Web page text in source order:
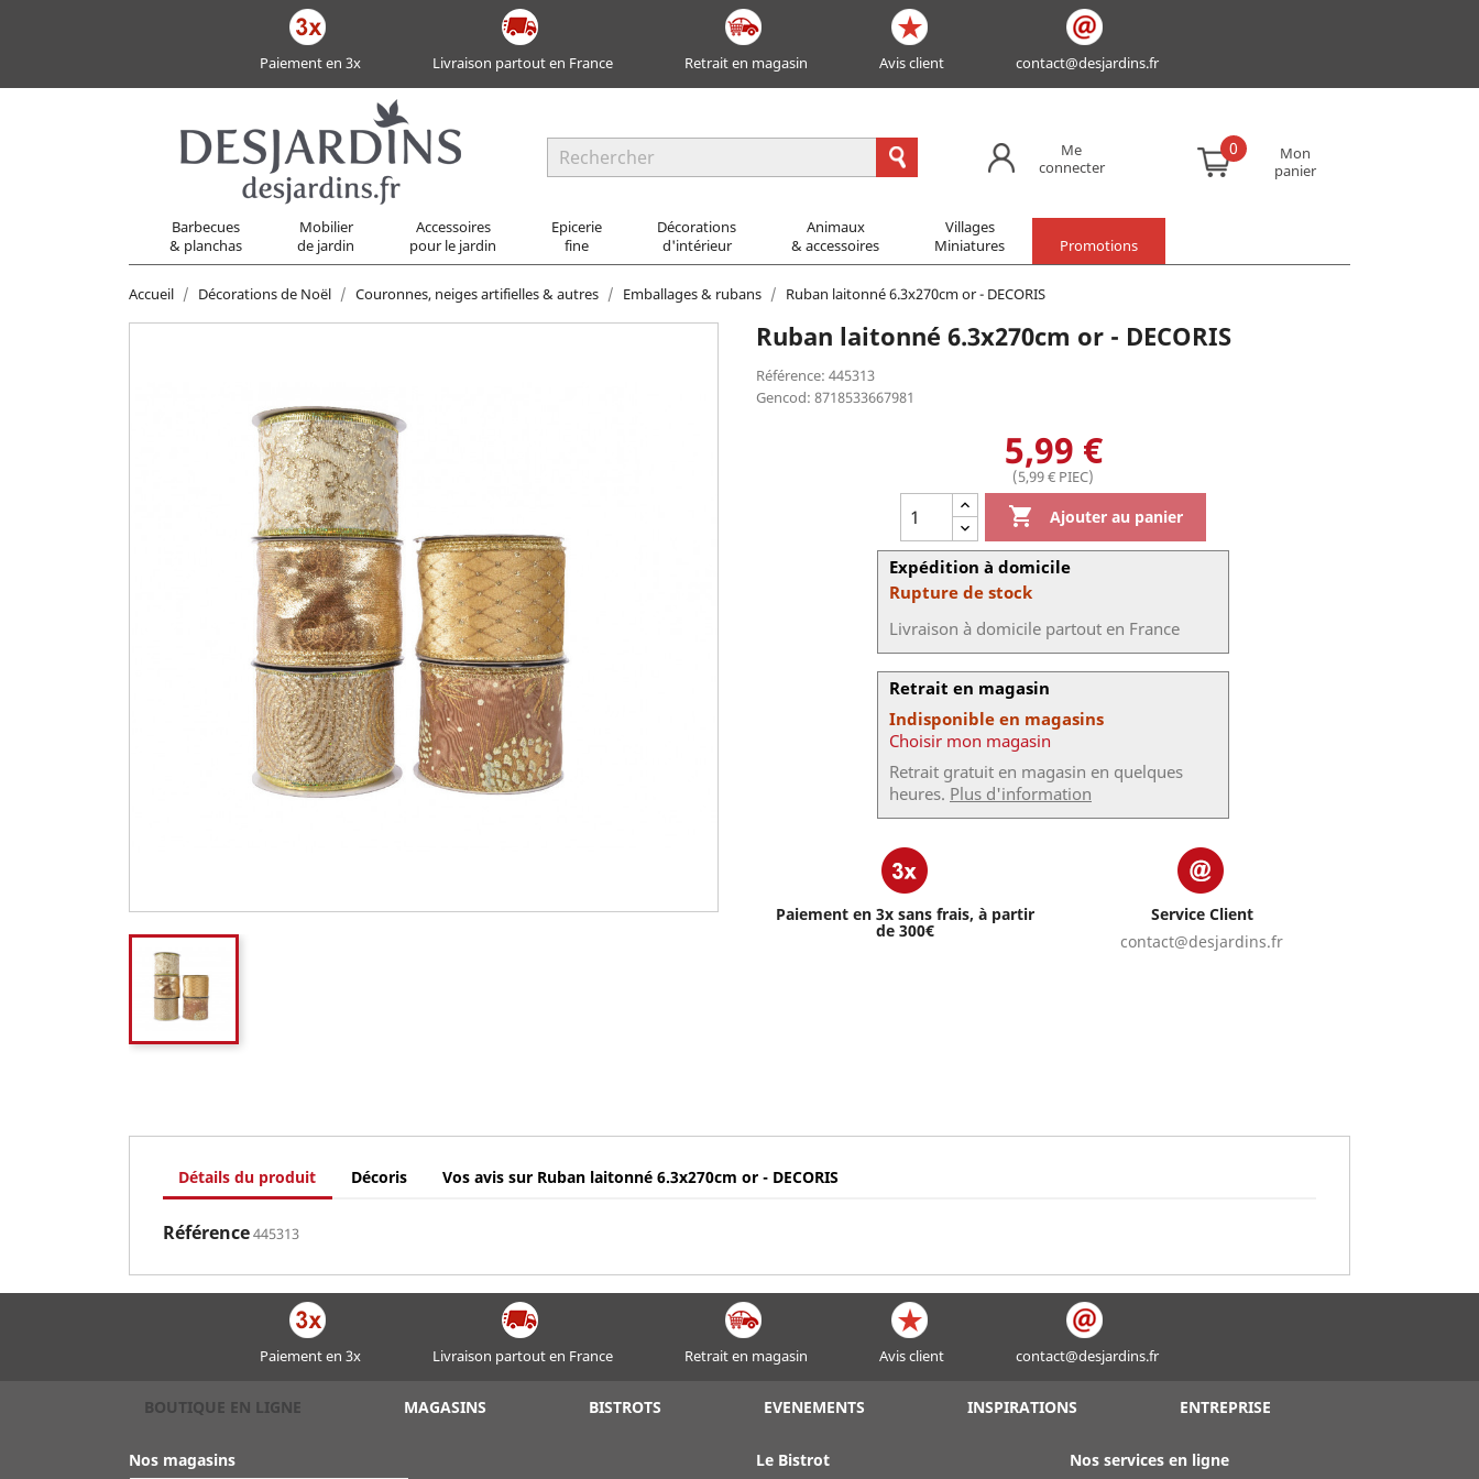
Paiement en 3x Livraison partout en France Retrait en magasin Avis client contact@desjardins.fr
Me
connecter
0
Mon
panier
Barbecues
& planchas
Mobilier
de jardin
Accessoires
pour le jardin
Epicerie
fine
Décorations
d'intérieur
Animaux
& accessoires
Villages
Miniatures
Promotions
Accueil Décorations de Noël Couronnes, neiges artifielles & autres Emballages & rubans Ruban laitonné 6.3x270cm or - DECORIS
Ruban laitonné 6.3x270cm or - DECORIS
Référence: 445313
Gencod: 8718533667981
5,99 €
(5,99 € PIEC)
 Ajouter au panier
Expédition à domicile
Rupture de stock
Livraison à domicile partout en France
Retrait en magasin
Indisponible en magasins
Choisir mon magasin
Retrait gratuit en magasin en quelques
heures. Plus d'information
Paiement en 3x sans frais, à partir
de 300€
Service Client
contact@desjardins.fr
Détails du produit Décoris Vos avis sur Ruban laitonné 6.3x270cm or - DECORIS
Référence445313
Paiement en 3x Livraison partout en France Retrait en magasin Avis client contact@desjardins.fr
BOUTIQUE EN LIGNE MAGASINS BISTROTS EVENEMENTS INSPIRATIONS ENTREPRISE
Nos magasins
Le Bistrot
Nos services en ligne